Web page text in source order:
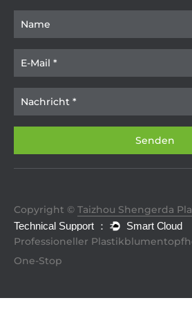
Copyright © Taizhou Shengerda
Professioneller
One-Stop